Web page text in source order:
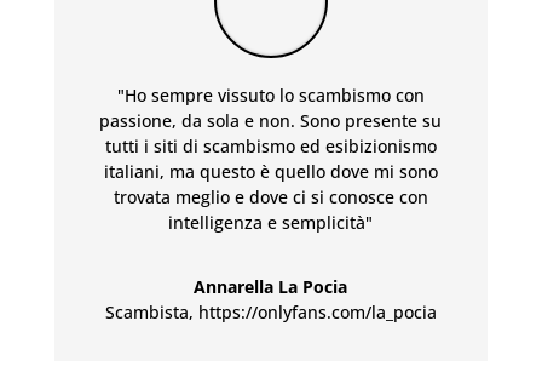
"Ho sempre vissuto lo scambismo con
passione, da sola e non. Sono presente su
tutti i siti di scambismo ed esibizionismo
italiani, ma questo è quello dove mi sono
trovata meglio e dove ci si conosce con
intelligenza e semplicità"
Annarella La Pocia
Scambista, https://onlyfans.com/la_pocia